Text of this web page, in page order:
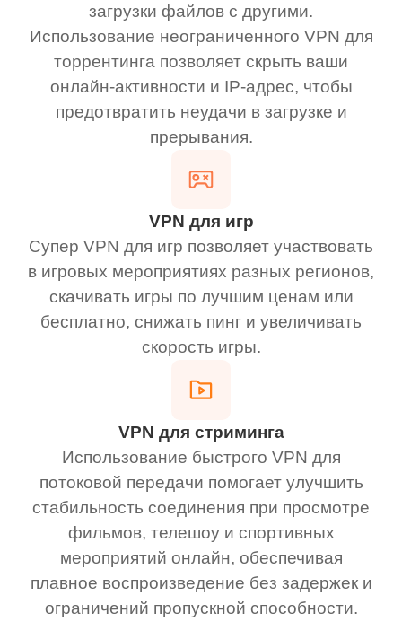
загрузки файлов с другими.
Использование неограниченного VPN для
торрентинга позволяет скрыть ваши
онлайн-активности и IP-адрес, чтобы
предотвратить неудачи в загрузке и
прерывания.
VPN для игр
Супер VPN для игр позволяет участвовать
в игровых мероприятиях разных регионов,
скачивать игры по лучшим ценам или
бесплатно, снижать пинг и увеличивать
скорость игры.
VPN для стриминга
Использование быстрого VPN для
потоковой передачи помогает улучшить
стабильность соединения при просмотре
фильмов, телешоу и спортивных
мероприятий онлайн, обеспечивая
плавное воспроизведение без задержек и
ограничений пропускной способности.